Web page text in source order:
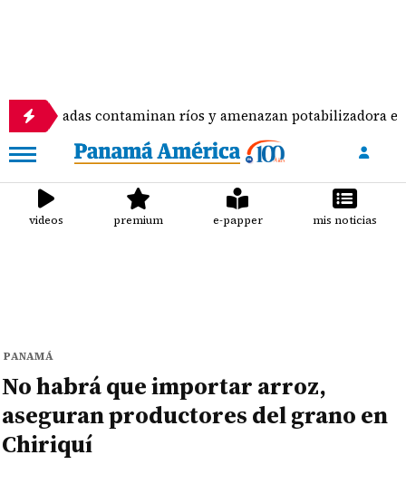
contaminan ríos y amenazan potabilizadora en La Chorrera
videos premium e-papper mis noticias
PANAMÁ
No habrá que importar arroz,
aseguran productores del grano en
Chiriquí